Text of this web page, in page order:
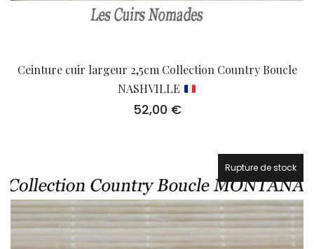
Ceinture cuir largeur 2,5cm Collection Country Boucle
NASHVILLE
52,00 €
Rupture de stock